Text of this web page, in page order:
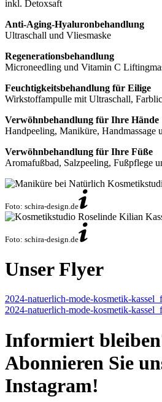
inkl. Detoxsaft
Anti-Aging-Hyaluronbehandlung
Ultraschall und Vliesmaske
Regenerationsbehandlung
Microneedling und Vitamin C
Feuchtigkeitsbehandlung für Eilige
Wirkstoffampulle mit Ultraschall,
Verwöhnbehandlung für Ihre Hände
Handpeeling, Maniküre, Handmassage
Verwöhnbehandlung für Ihre Füße
Aromafußbad, Salzpeeling, Fußpflege
Foto: schira-design.de
Foto: schira-design.de
Unser Flyer
2024-natuerlich-mode-kosmetik-
2024-natuerlich-mode-kosmetik-
Informiert
Abonnieren Sie
Instagram!